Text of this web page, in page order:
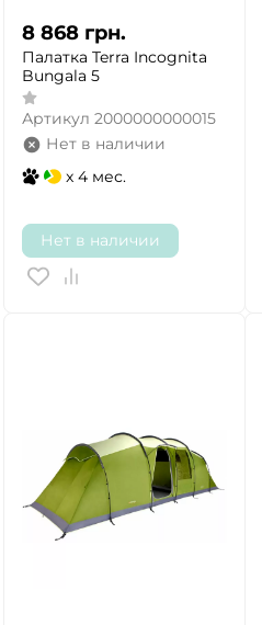
8 868 грн.
Палатка Terra Incognita
Bungala 5
Артикул 2000000000015
Нет в наличии
x 4 мес.
Нет в наличии